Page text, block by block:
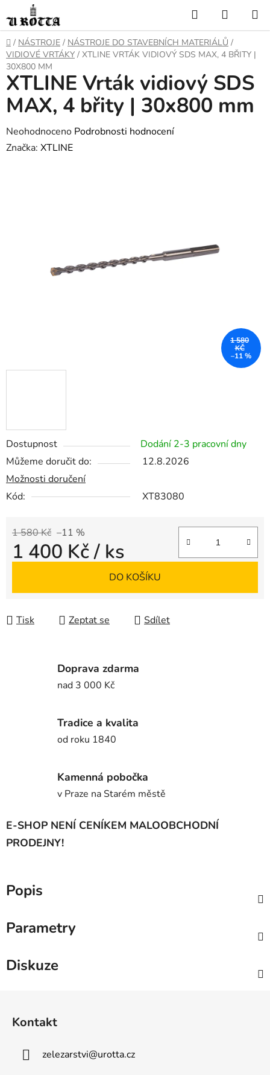
na
obsah
Hledat
KOŠÍK
DOMŮ
/ NÁSTROJE / NÁSTROJE DO STAVEBNÍCH MATERIÁLŮ /
VIDIOVÉ VRTÁKY / XTLINE VRTÁK VIDIOVÝ SDS MAX, 4 BŘITY |
30X800 MM
Dostupnost
Dodání 2-3 pracovní dny
Můžeme doručit do:
12.8.2026
Možnosti doručení
Kód:
XT83080
1 580 Kč –11 %
1 400 Kč/ ks
DO KOŠÍKU
Tisk Zeptat se Sdílet
XTLINE Vrták vidiový SDS
MAX, 4 břity | 30x800 mm
Průměrné
hodnocení
Neohodnoceno Podrobnosti hodnocení
Značka: XTLINE
1 580
KČ
–11 %
Doprava zdarma
nad 3 000 Kč
Tradice a kvalita
od roku 1840
Kamenná pobočka
v Praze na Starém městě
E-SHOP NENÍ CENÍKEM MALOOBCHODNÍ
PRODEJNY!
Popis
Parametry
Diskuze
Kontakt
zelezarstvi@urotta.cz